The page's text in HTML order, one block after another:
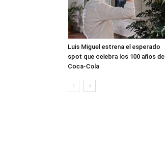
Luis Miguel estrena el esperado
spot que celebra los 100 años de
Coca-Cola